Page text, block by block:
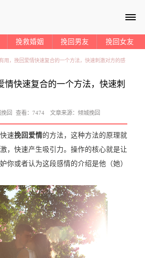
≡
挽救婚姻 挽回男友 挽回女友
用，挽回爱情快速复合的一个方法，快速刺激对方的感
情快速复合的一个方法，快速刺
回 查看：7474 文章来源： 倾城挽回
速挽回爱情的方法，这种方法的原理就
，快速产生吸引力。操作的核心就是让
你或者认为这段感情的介绍是他（她）